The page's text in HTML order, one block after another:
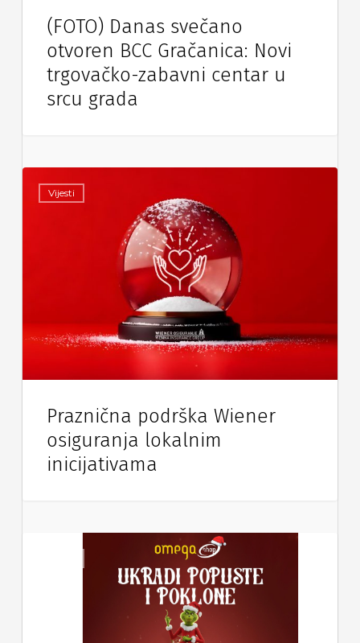
(FOTO) Danas svečano
otvoren BCC Gračanica: Novi
trgovačko-zabavni centar u
srcu grada
Vijesti
Praznična podrška Wiener
osiguranja lokalnim
inicijativama